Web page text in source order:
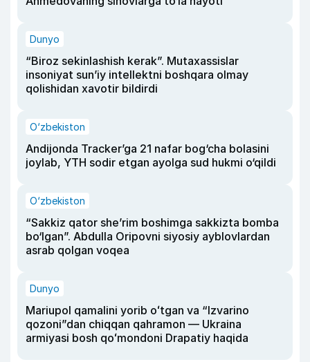
Dunyo
“Biroz sekinlashish kerak”. Mutaxassislar
insoniyat sun’iy intellektni boshqara olmay
qolishidan xavotir bildirdi
O‘zbekiston
Andijonda Tracker’ga 21 nafar bog‘cha bolasini
joylab, YTH sodir etgan ayolga sud hukmi o‘qildi
O‘zbekiston
“Sakkiz qator she’rim boshimga sakkizta bomba
bo‘lgan”. Abdulla Oripovni siyosiy ayblovlardan
asrab qolgan voqea
Dunyo
Mariupol qamalini yorib oʻtgan va “Izvarino
qozoni”dan chiqqan qahramon — Ukraina
armiyasi bosh qoʻmondoni Drapatiy haqida